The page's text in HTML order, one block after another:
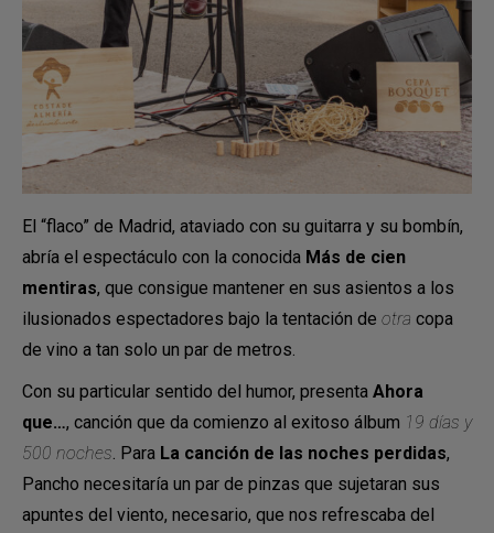
El “flaco” de Madrid, ataviado con su guitarra y su bombín,
abría el espectáculo con la conocida Más de cien
mentiras, que consigue mantener en sus asientos a los
ilusionados espectadores bajo la tentación de otra copa
de vino a tan solo un par de metros.
Con su particular sentido del humor, presenta Ahora
que…, canción que da comienzo al exitoso álbum 19 días y
500 noches. Para La canción de las noches perdidas,
Pancho necesitaría un par de pinzas que sujetaran sus
apuntes del viento, necesario, que nos refrescaba del